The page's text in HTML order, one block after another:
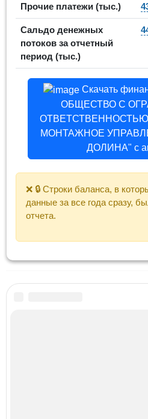
Прочие платежи (тыс.)
Сальдо денежных
потоков за отчетный
период (тыс.)
Скачать
ОБЩЕСТВО С
МОНТАЖНОЕ
ДОЛИНА" с
❌ 🔒 Строки баланса, в
данные за все года сразу,
отчета.